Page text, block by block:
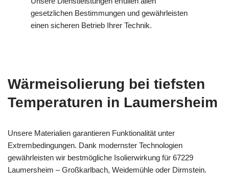
gesetzlichen Bestimmungen und gewährleisten
einen sicheren Betrieb Ihrer Technik.
Wärmeisolierung bei tiefsten
Temperaturen in Laumersheim
Unsere Materialien garantieren Funktionalität unter
Extrembedingungen. Dank modernster Technologien
gewährleisten wir bestmögliche Isolierwirkung für 67229
Laumersheim – Großkarlbach, Weidemühle oder Dirmstein.